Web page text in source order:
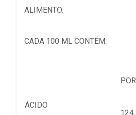
ALIMENTO.
CADA 100 ML CONTÉM:
ÁCIDO